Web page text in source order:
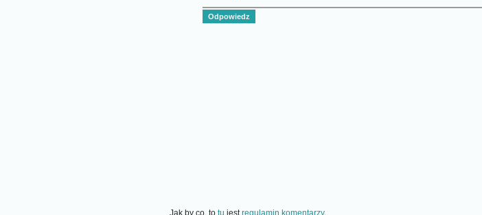
Odpowiedz
Jak by co, to tu jestregulamin komentarzy.